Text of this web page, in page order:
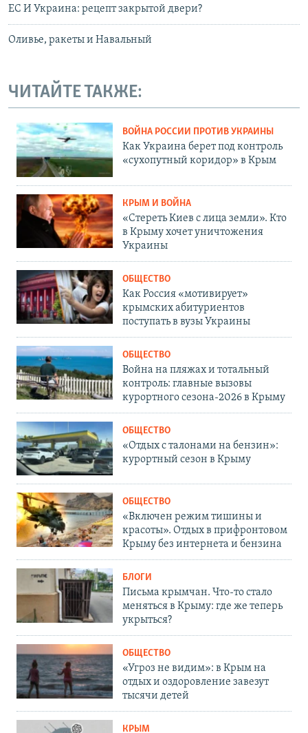
ЕС И Украина: рецепт закрытой двери?
Оливье, ракеты и Навальный
ЧИТАЙТЕ ТАКЖЕ:
ВОЙНА РОССИИ ПРОТИВ УКРАИНЫ
Как Украина берет под контроль
«сухопутный коридор» в Крым
КРЫМ И ВОЙНА
«Стереть Киев с лица земли». Кто
в Крыму хочет уничтожения
Украины
ОБЩЕСТВО
Как Россия «мотивирует»
крымских абитуриентов
поступать в вузы Украины
ОБЩЕСТВО
Война на пляжах и тотальный
контроль: главные вызовы
курортного сезона-2026 в Крыму
ОБЩЕСТВО
«Отдых с талонами на бензин»:
курортный сезон в Крыму
ОБЩЕСТВО
«Включен режим тишины и
красоты». Отдых в прифронтовом
Крыму без интернета и бензина
БЛОГИ
Письма крымчан. Что-то стало
меняться в Крыму: где же теперь
укрыться?
ОБЩЕСТВО
«Угроз не видим»: в Крым на
отдых и оздоровление завезут
тысячи детей
КРЫМ